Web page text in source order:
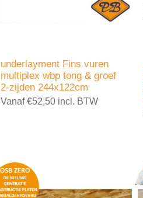
underlayment Fins vuren
multiplex wbp tong & groef
2-zijden 244x122cm
Vanaf €52,50 incl. BTW